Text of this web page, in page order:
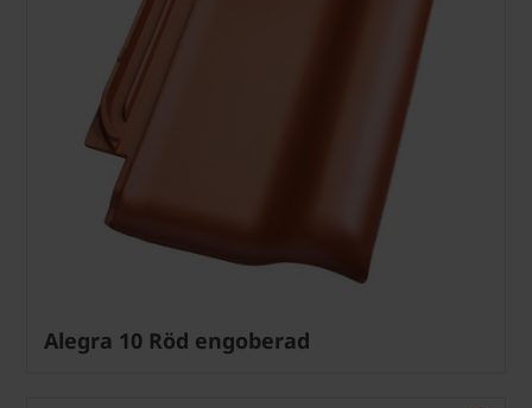
Alegra 10 Röd engoberad